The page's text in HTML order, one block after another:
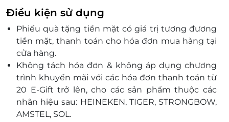
48 Dương Đình Hội, P. Phước Long B, Thủ Đức, Hồ
Chí Minh
6C-6D Phạm Văn Chiêu, P. 8, Quận Gò Vấp, Hồ Chí
Minh
Tầng 1, Số 34 Đường số 10, Khu dân cư Cityland, P. 10,
Quận Gò Vấp, Hồ Chí Minh
Số 242-244B Đặng Thúc Vịnh, Ấp 7, Xã Đông Thạnh,
Huyện Hóc Môn, Hồ Chí Minh
Shophouse TB -01.01, Tầng trệt, Tòa nhà Botanica,
Không gian cửa hàng tiện lợi được thiết kế hiện
đại, dễ sử dụng, tạo cảm giác thoải mái cho
khách hàng.
Với dịch vụ chất lượng, GS25 sẽ mang đến trải
nghiệm sống tiện nghi và phong cách cho
khách hàng.
Điều kiện sử dụng
Phiếu quà tặng tiền mặt có giá trị tương đương
tiền mặt, thanh toán cho hóa đơn mua hàng tại
cửa hàng.
Không tách hóa đơn & không áp dụng chương
trình khuyến mãi với các hóa đơn thanh toán từ
20 E-Gift trở lên, cho các sản phẩm thuộc các
nhãn hiệu sau: HEINEKEN, TIGER, STRONGBOW,
AMSTEL, SOL.